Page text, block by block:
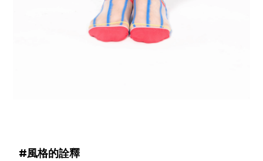
#風格的詮釋